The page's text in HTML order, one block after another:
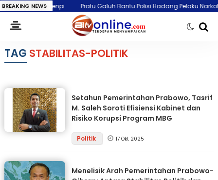
BREAKING NEWS
Bukan Senpi Pratu Galuh Bantu Polisi Hadang Pelaku Narkotika
TAG STABILITAS-POLITIK
Setahun Pemerintahan Prabowo, Tasrif
M. Saleh Soroti Efisiensi Kabinet dan
Risiko Korupsi Program MBG
Politik 17 Okt 2025
Menelisik Arah Pemerintahan Prabowo-